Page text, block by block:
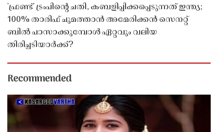
'ഫ്രണ്ട്' ട്രംപിന്റെ ചതി, കബളിപ്പിക്കപ്പെടുന്നത് ഇന്ത്യ;
100% താരിഫ് ചുമത്താൻ അമേരിക്കൻ സെനറ്റ്
ബിൽ പാസാക്കുമ്പോൾ ഏറ്റവും വലിയ
തിരിച്ചടിയാർക്ക്?
Recommended